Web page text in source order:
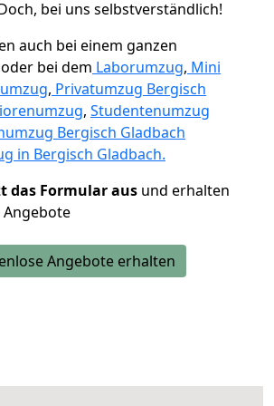
bei uns selbstverständlich!
auch bei einem ganzen
oder bei dem Laborumzug, Mini
, Privatumzug Bergisch
, Studentenumzug
Bergisch Gladbach
in Bergisch Gladbach.
das Formular aus und erhalten
Angebote
Angebote erhalten